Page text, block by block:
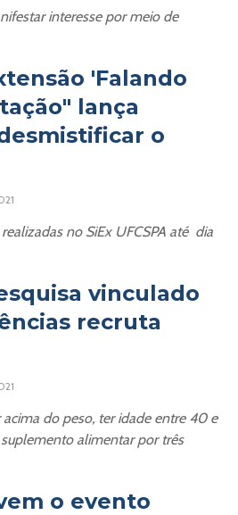
interesse por meio de
'Falando
lança
o
no SiEx UFCSPA até dia
vinculado
recruta
do peso, ter idade entre 40 e
alimentar por três
o evento